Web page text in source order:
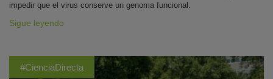
impedir que el virus conserve un genoma funcional.
Sigue leyendo
#CienciaDirecta